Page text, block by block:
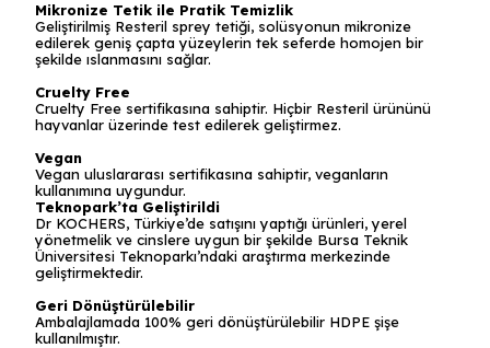
Mikronize Tetik ile Pratik Temizlik
Geliştirilmiş Resteril sprey tetiği, solüsyonun mikronize
edilerek geniş çapta yüzeylerin tek seferde homojen bir
şekilde ıslanmasını sağlar.
Cruelty Free
Cruelty Free sertifikasına sahiptir. Hiçbir Resteril ürününü
hayvanlar üzerinde test edilerek geliştirmez.
Vegan
Vegan uluslararası sertifikasına sahiptir, veganların
kullanımına uygundur.
Teknopark’ta Geliştirildi
Dr KOCHERS, Türkiye’de satışını yaptığı ürünleri, yerel
yönetmelik ve cinslere uygun bir şekilde Bursa Teknik
Üniversitesi Teknoparkı’ndaki araştırma merkezinde
geliştirmektedir.
Geri Dönüştürülebilir
Ambalajlamada 100% geri dönüştürülebilir HDPE şişe
kullanılmıştır.